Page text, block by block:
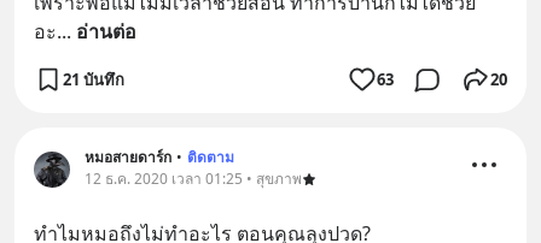
อะ... อ่านต่อ
21 บันทึก 63 20
หมอสายดาร์ก • ติดตาม
12 ธ.ค. 2020 เวลา 01:25 • สุขภาพ
ทำไมหมอถึงไม่ทำอะไร ตอนคุณลุงปวด?